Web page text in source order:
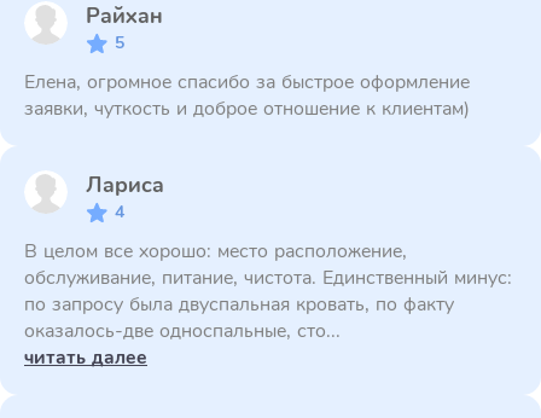
Райхан
5
Елена, огромное спасибо за быстрое оформление
заявки, чуткость и доброе отношение к клиентам)
Лариса
4
В целом все хорошо: место расположение,
обслуживание, питание, чистота. Единственный минус:
по запросу была двуспальная кровать, по факту
оказалось-две односпальные, сто...
читать далее